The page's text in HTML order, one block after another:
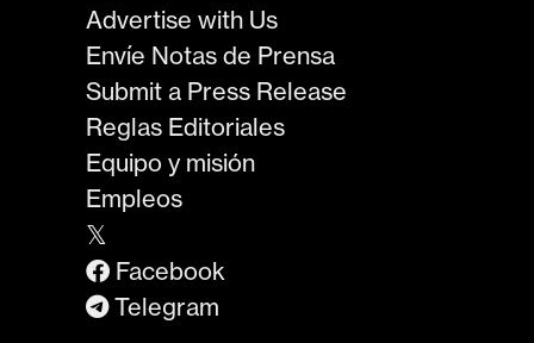
Advertise with Us
Envíe Notas de Prensa
Submit a Press Release
Reglas Editoriales
Equipo y misión
Empleos
𝕏
Facebook
Telegram